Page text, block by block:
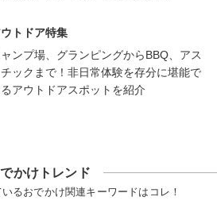
トドア特集
ンプ場、グランピングからBBQ、アス
チックまで！非日常体験を存分に堪能で
るアウトドアスポットを紹介
かけトレンド
るおでかけ関連キーワードはコレ！